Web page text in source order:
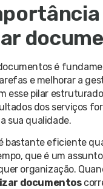
é
e melhorar a
esse pilar
dos serviços
sua qualidade.
bastante eficiente
que é um
organização.
documentos